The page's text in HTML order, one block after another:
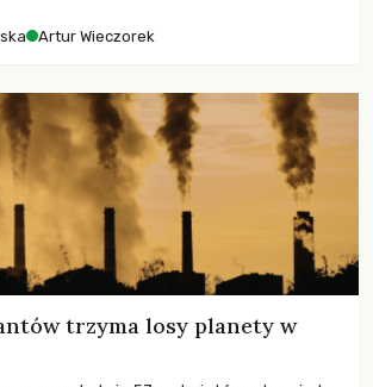
Artur Wieczorek
trzyma losy planety w